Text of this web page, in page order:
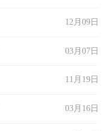
12月09日
03月07日
11月19日
03月16日